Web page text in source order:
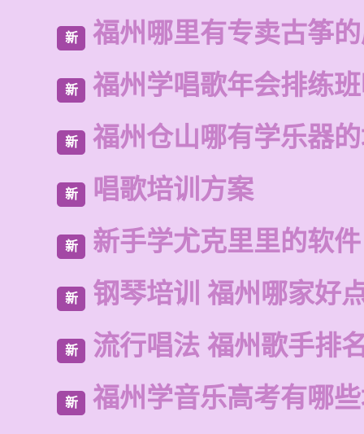
新 福州哪里有专卖古筝
新 福州学唱歌年会排练
新 福州仓山哪有学乐器
新 唱歌培训方案
新 新手学尤克里里的软件
新 钢琴培训 福州哪家好
新 流行唱法 福州歌手排
新 福州学音乐高考有哪